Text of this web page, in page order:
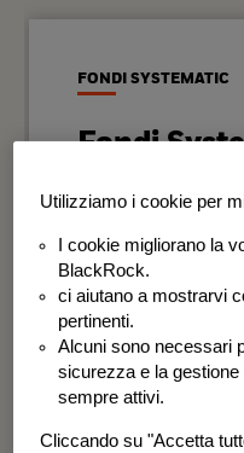
FONDI SYSTEMATIC
Fondi
Strategie
disciplinato e
BSF
BGF
Income Fund
Utilizziamo i cookie per
I cookie migliorano la
BlackRock.
ci aiutano a mostrarvi
pertinenti.
Alcuni sono necessari
sicurezza e la
sempre attivi.
Cliccando su "Accetta